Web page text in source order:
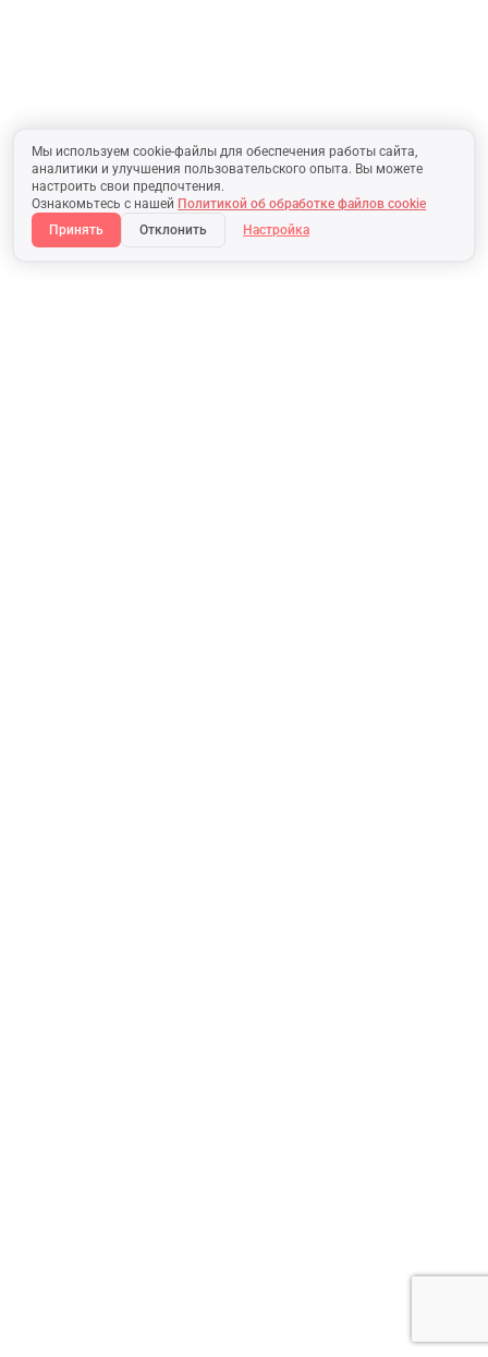
Мы используем cookie-файлы для обеспечения работы сайта,
аналитики и улучшения пользовательского опыта. Вы можете
настроить свои предпочтения.
Ознакомьтесь с нашей Политикой об обработке файлов cookie
Принять
Отклонить Настройка